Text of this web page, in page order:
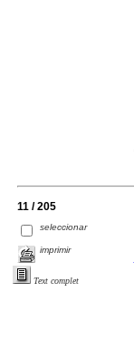
11 / 205
seleccionar
imprimir
Text complet